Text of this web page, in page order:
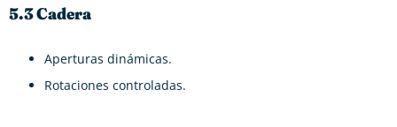
5.3 Cadera
Aperturas dinámicas.
Rotaciones controladas.